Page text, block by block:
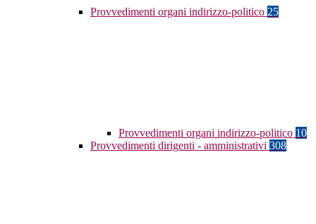
Provvedimenti organi indirizzo-politico 25
Provvedimenti organi indirizzo-politico 10
Provvedimenti dirigenti - amministrativi 308